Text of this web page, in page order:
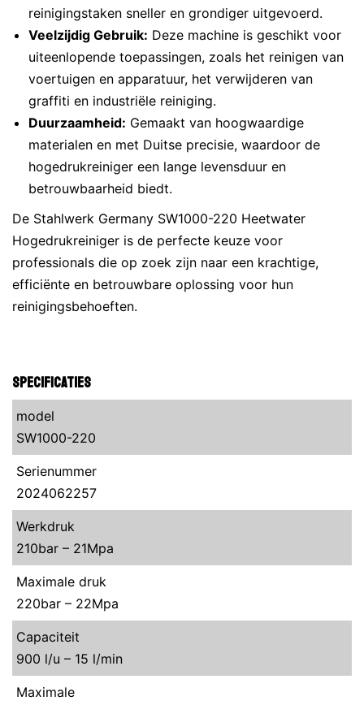
reinigingstaken sneller en grondiger uitgevoerd.
Veelzijdig Gebruik: Deze machine is geschikt voor
uiteenlopende toepassingen, zoals het reinigen van
voertuigen en apparatuur, het verwijderen van
graffiti en industriële reiniging.
Duurzaamheid: Gemaakt van hoogwaardige
materialen en met Duitse precisie, waardoor de
hogedrukreiniger een lange levensduur en
betrouwbaarheid biedt.
De Stahlwerk Germany SW1000-220 Heetwater
Hogedrukreiniger is de perfecte keuze voor
professionals die op zoek zijn naar een krachtige,
efficiënte en betrouwbare oplossing voor hun
reinigingsbehoeften.
Specificaties
model
SW1000-220
Serienummer
2024062257
Werkdruk
210bar – 21Mpa
Maximale druk
220bar – 22Mpa
Capaciteit
900 l/u – 15 l/min
Maximale